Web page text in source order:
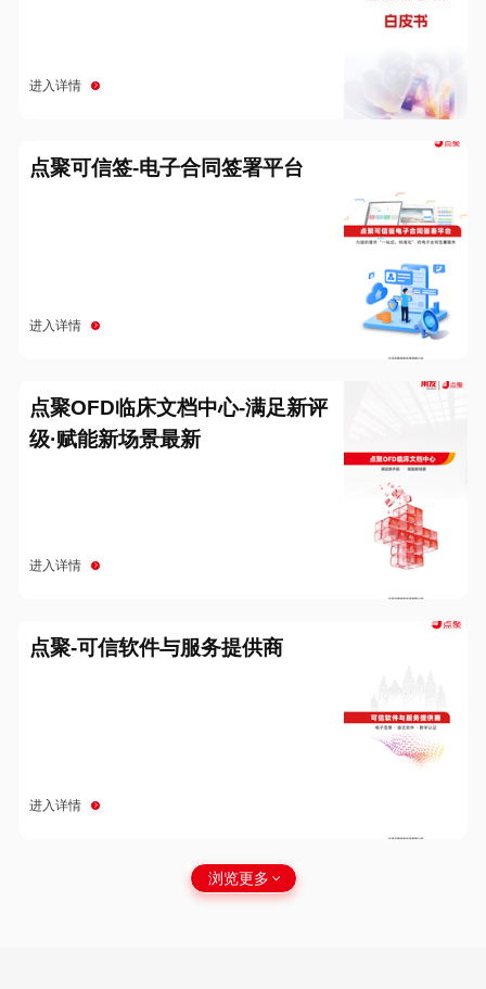
进入详情
点聚可信签-电子合同签署平台
进入详情
点聚OFD临床文档中心-满足新评
级·赋能新场景最新
进入详情
点聚-可信软件与服务提供商
进入详情
浏览更多